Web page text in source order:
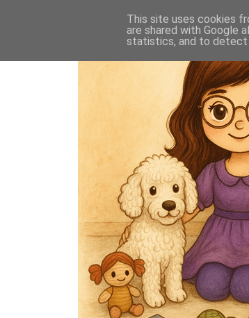
This site uses cookies
are shared with Google
statistics, and to detect